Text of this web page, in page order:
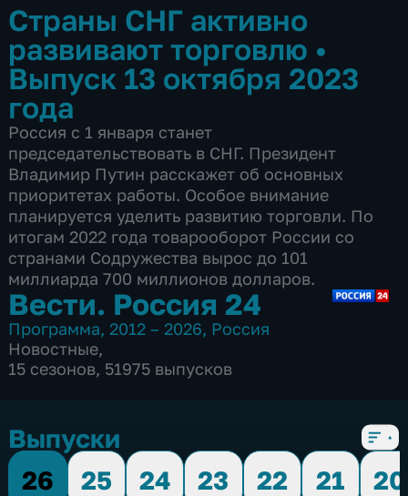
Страны СНГ активно
развивают торговлю •
Выпуск 13 октября 2023
года
Россия с 1 января станет
председательствовать в СНГ. Президент
Владимир Путин расскажет об основных
приоритетах работы. Особое внимание
планируется уделить развитию торговли. По
итогам 2022 года товарооборот России со
странами Содружества вырос до 101
миллиарда 700 миллионов долларов.
Вести. Россия 24
Программа, 2012 – 2026, Россия
Новостные,
15 сезонов, 51975 выпусков
Выпуски
26
25 24 23 22 21
20